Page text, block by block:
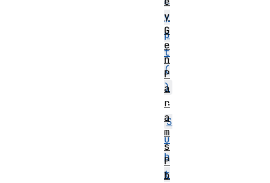
y
p
t
(
)
・
S
u
b
t
y
G
e
n
P
a
r
a
m
s
P
b